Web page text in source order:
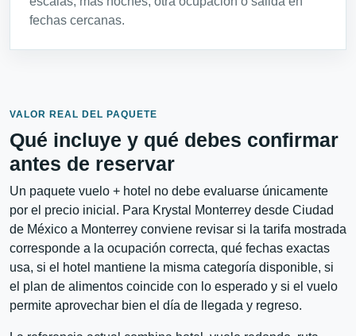
fechas cercanas.
VALOR REAL DEL PAQUETE
Qué incluye y qué debes confirmar
antes de reservar
Un paquete vuelo + hotel no debe evaluarse únicamente
por el precio inicial. Para Krystal Monterrey desde Ciudad
de México a Monterrey conviene revisar si la tarifa mostrada
corresponde a la ocupación correcta, qué fechas exactas
usa, si el hotel mantiene la misma categoría disponible, si
el plan de alimentos coincide con lo esperado y si el vuelo
permite aprovechar bien el día de llegada y regreso.